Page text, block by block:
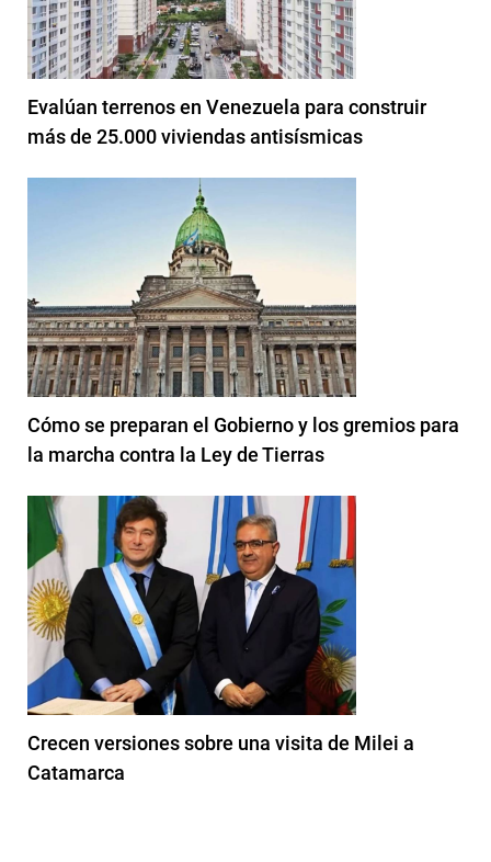
Evalúan terrenos en Venezuela para construir
más de 25.000 viviendas antisísmicas
Cómo se preparan el Gobierno y los gremios para
la marcha contra la Ley de Tierras
Crecen versiones sobre una visita de Milei a
Catamarca